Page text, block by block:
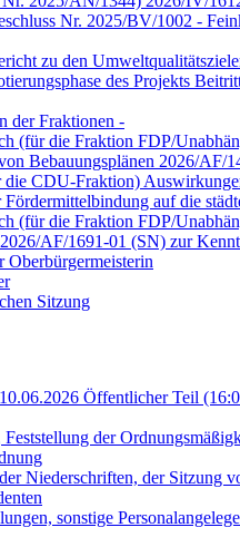
Nr. 2025/BV/1002 -
zu den
des Projekts
der Fraktionen -
(für die Fraktion FDP/
Bebauungsplänen 2026/AF/
CDU-Fraktion)
auf die
(für die Fraktion FDP/
AF/1691-01 (SN) zur
Sitzung
Öffentlicher Teil
der
Niederschriften, der Sitzung
sonstige